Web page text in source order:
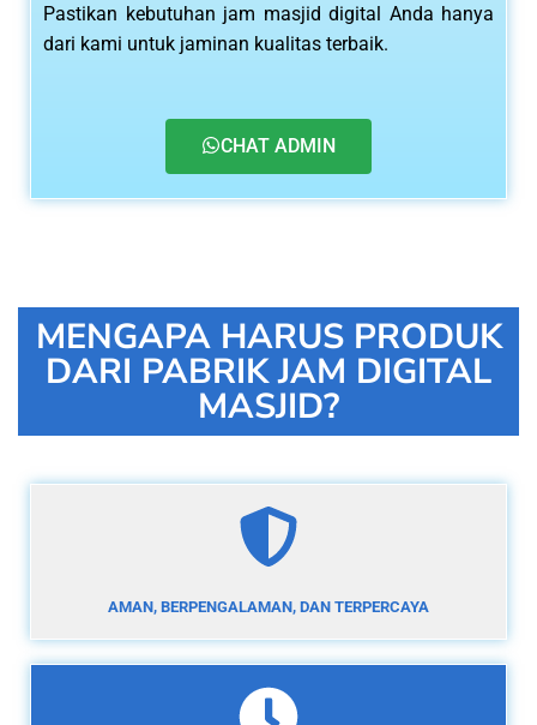
Pastikan kebutuhan jam masjid digital Anda hanya
dari kami untuk jaminan kualitas terbaik.
CHAT ADMIN
MENGAPA HARUS PRODUK
DARI PABRIK JAM DIGITAL
MASJID?
AMAN, BERPENGALAMAN, DAN TERPERCAYA